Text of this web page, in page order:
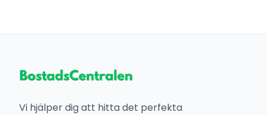
Vi hjälper dig att hitta det perfekta